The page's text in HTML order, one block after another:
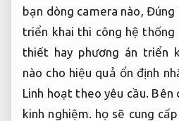
bạn dòng camera nào,Đúng
triển khai thi công hệ thống
thiết hay phương án triển
nào cho hiệu quả ổn định
Linh hoạt theo yêu cầu. Bên
kinh nghiệm. họ sẽ cung